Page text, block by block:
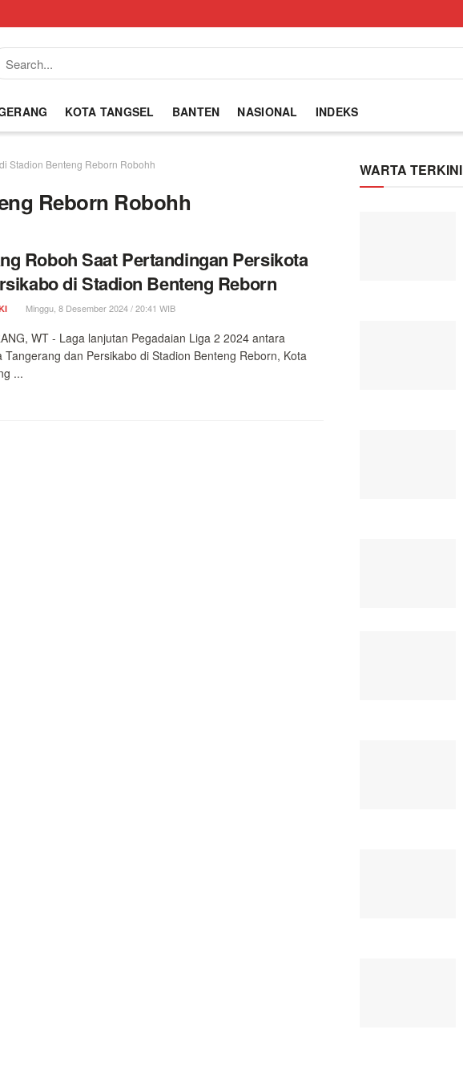
KOTA TANGSEL BANTEN NASIONAL INDEKS
Stadion Benteng Reborn Robohh
Reborn Robohh
Roboh Saat Pertandingan Persikota
di Stadion Benteng Reborn
Minggu, 8 Desember 2024 / 20:41 WIB
WT - Laga lanjutan Pegadaian Liga 2 2024 antara
Tangerang dan Persikabo di Stadion Benteng Reborn, Kota
...
WARTA TERKINI